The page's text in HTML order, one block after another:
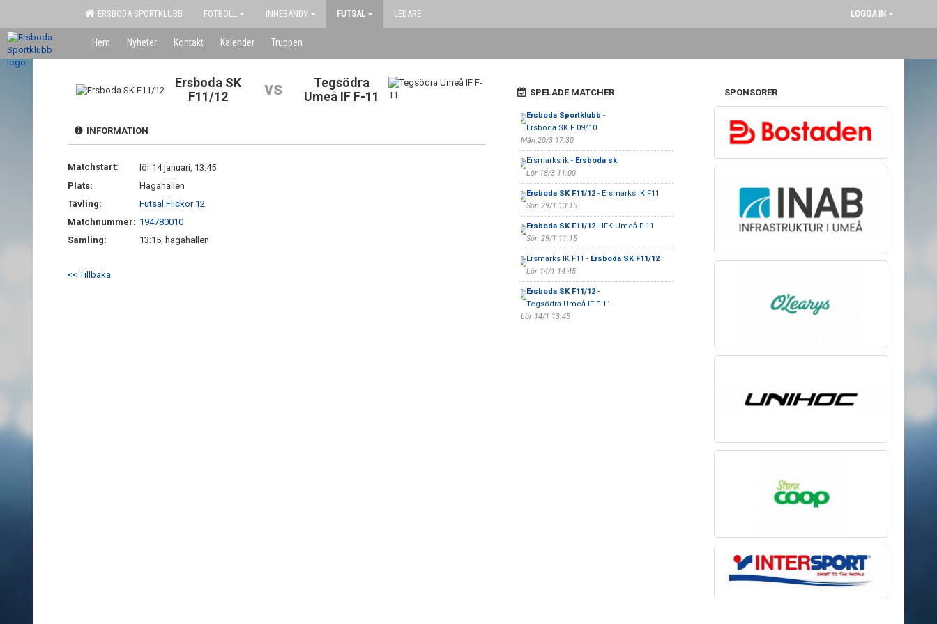
ERSBODA SPORTKLUBB FOTBOLL INNEBANDY FUTSAL LEDARE LOGGA IN
Hem Nyheter Kontakt Kalender Truppen
Ersboda SK
F11/12
vs
Tegsödra
Umeå IF F-11
INFORMATION
Matchstart:
lör 14 januari, 13:45
Plats:
Hagahallen
Tävling:
Futsal Flickor 12
Matchnummer: 194780010
Samling:
13:15, hagahallen
<< Tillbaka
SPELADE MATCHER
Ersboda Sportklubb -
Ersboda SK F 09/10
Mån 20/3 17:30
Ersmarks ik - Ersboda sk
Lör 18/3 11:00
Ersboda SK F11/12- Ersmarks IK F11
Sön 29/1 13:15
Ersboda SK F11/12- IFK Umeå F-11
Sön 29/1 11:15
Ersmarks IK F11 - Ersboda SK F11/12
Lör 14/1 14:45
Ersboda SK F11/12-
Tegsödra Umeå IF F-11
Lör 14/1 13:45
SPONSORER